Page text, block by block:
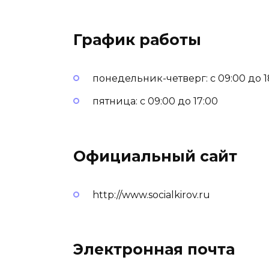
График работы
понедельник-четверг: с 09:00 до
пятница: с 09:00 до 17:00
Официальный сайт
http://www.socialkirov.ru
Электронная почта